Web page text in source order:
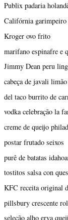
Publix padaria
Califórnia garimpeiro
Kroger ovo frito
marifano espinafre e
Jimmy Dean peru
cabeça de javali
del taco burrito de
vodka celebração la
creme de queijo
postar frutado seixos
purê de batatas
tostitos salsa con
KFC receita original
pillsbury crescente
seleção alho erva